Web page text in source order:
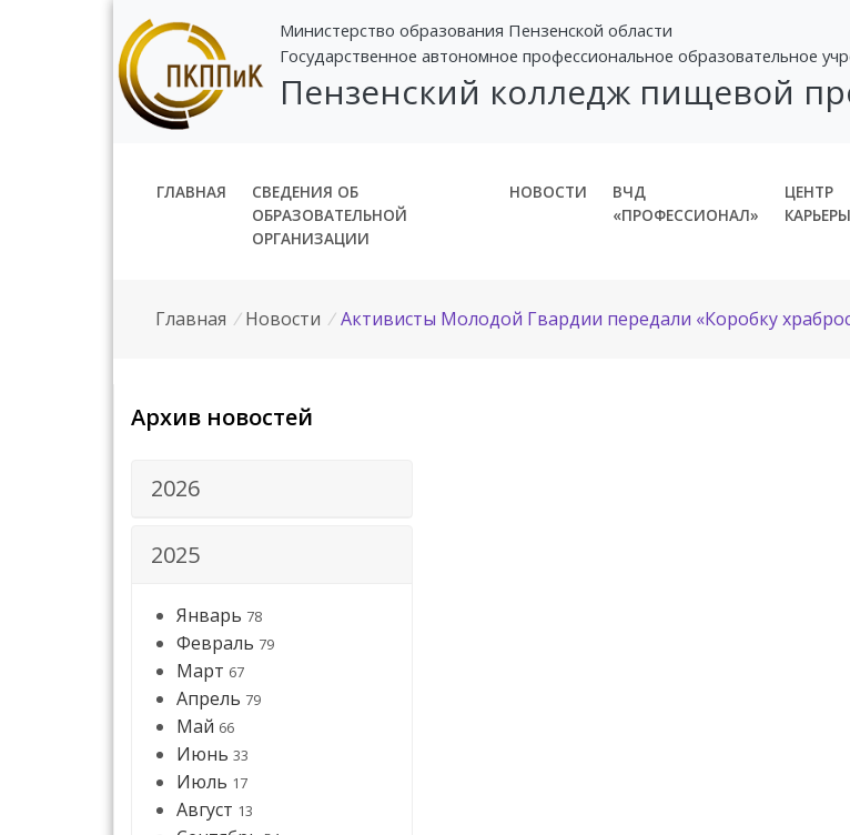
Министерство образования Пензенской области
Государственное автономное профессиональное образовательное
Пензенский колледж пищевой
ГЛАВНАЯ
СВЕДЕНИЯ ОБ
ОБРАЗОВАТЕЛЬНОЙ
ОРГАНИЗАЦИИ
НОВОСТИ
ВЧД
«ПРОФЕССИОНАЛ»
ЦЕНТР
КАРЬЕРЫ
Главная / Новости / Активисты Молодой Гвардии передали «Коробку
Архив новостей
2026
2025
Январь 78
Февраль 79
Март 67
Апрель 79
Май 66
Июнь 33
Июль 17
Август 13